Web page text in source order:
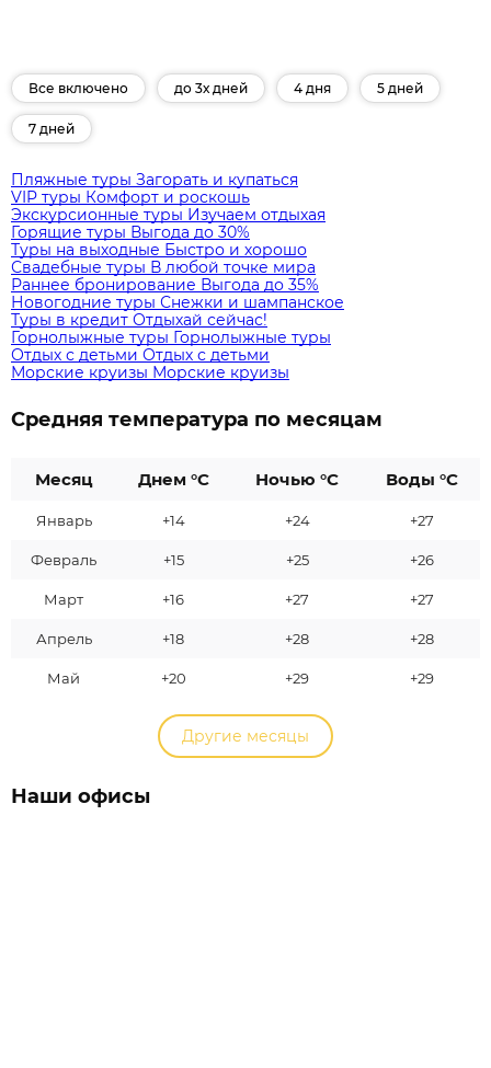
Все включено до 3х дней 4 дня 5 дней
7 дней
Пляжные туры Загорать и купаться
VIP туры Комфорт и роскошь
Экскурсионные туры Изучаем отдыхая
Горящие туры Выгода до 30%
Туры на выходные Быстро и хорошо
Свадебные туры В любой точке мира
Раннее бронирование Выгода до 35%
Новогодние туры Снежки и шампанское
Туры в кредит Отдыхай сейчас!
Горнолыжные туры Горнолыжные туры
Отдых с детьми Отдых с детьми
Морские круизы Морские круизы
Средняя температура по месяцам
Месяц Днем °C Ночью °C Воды °C
Январь +14 +24 +27
Февраль +15 +25 +26
Март +16 +27 +27
Апрель +18 +28 +28
Май +20 +29 +29
Другие месяцы
Наши офисы